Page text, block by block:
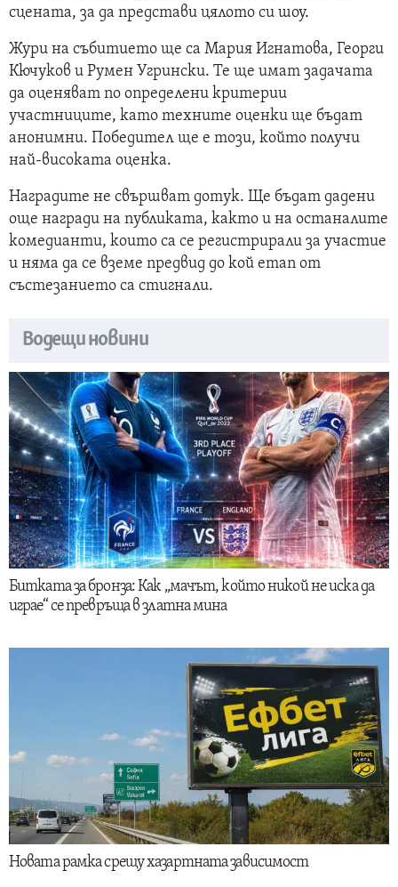
сцената, за да представи цялото си шоу.
Жури на събитието ще са Мария Игнатова, Георги
Кючуков и Румен Угрински. Те ще имат задачата
да оценяват по определени критерии
участниците, като техните оценки ще бъдат
анонимни. Победител ще е този, който получи
най-високата оценка.
Наградите не свършват дотук. Ще бъдат дадени
още награди на публиката, както и на останалите
комедианти, които са се регистрирали за участие
и няма да се вземе предвид до кой етап от
състезанието са стигнали.
Водещи новини
Битката за бронза: Как „мачът, който никой не иска да
играе“ се превръща в златна мина
Новата рамка срещу хазартната зависимост